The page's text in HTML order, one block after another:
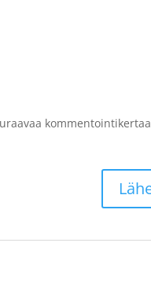
kommentointikertaa